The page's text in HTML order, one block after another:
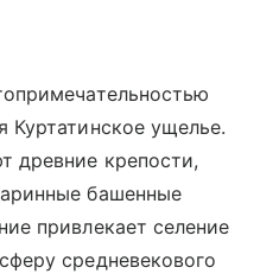
Куртатинское ущелье.
древние крепости,
башенные
привлекает селение
средневекового